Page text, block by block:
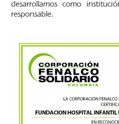
desarrollamos como
responsable.